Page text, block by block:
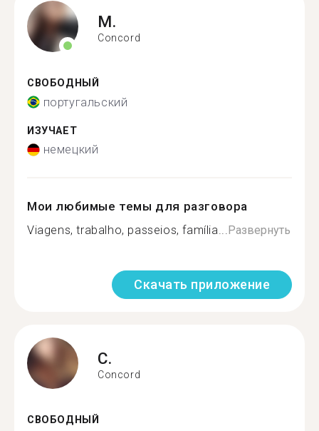
M.
Concord
СВОБОДНЫЙ
португальский
ИЗУЧАЕТ
немецкий
Мои любимые темы для разговора
Viagens, trabalho, passeios, família...Развернуть
Скачать приложение
C.
Concord
СВОБОДНЫЙ